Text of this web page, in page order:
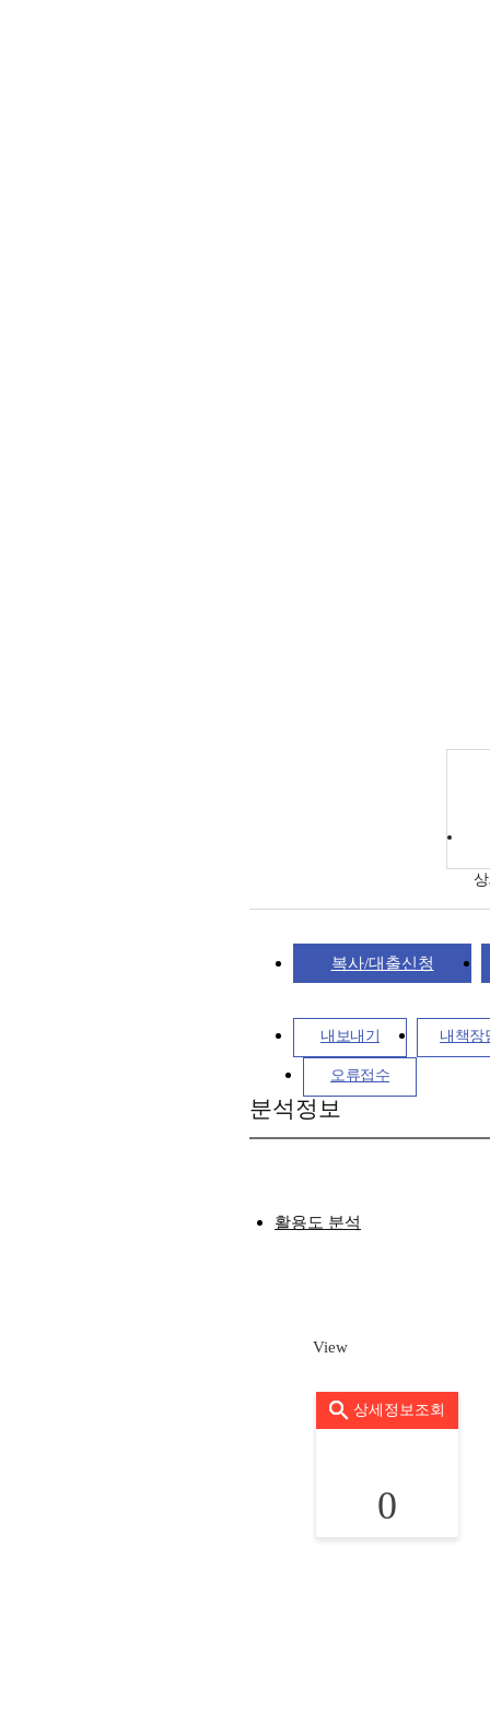
복사/대출신청
내보내기 내책장
오류접수
분석정보
활용도 분석
View
상세정보조회
0